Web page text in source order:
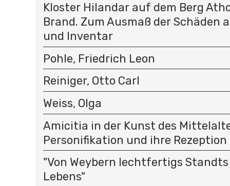
Kloster Hilandar auf dem Berg
Brand. Zum Ausmaß der Schäden
und Inventar
Pohle, Friedrich Leon
Reiniger, Otto Carl
Weiss, Olga
Amicitia in der Kunst des
Personifikation und ihre Rezeption
"Von Weybern lechtfertigs Standts
Lebens"